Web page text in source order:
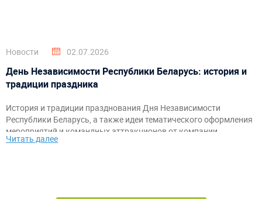
Новости 02.07.2026
День Независимости Республики Беларусь: история и
традиции праздника
История и традиции празднования Дня Независимости
Республики Беларусь, а также идеи тематического оформления
мероприятий и командных аттракционов от компании
«АэроМир».
Читать далее